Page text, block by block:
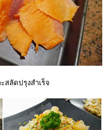
สลัดปรุงสำเร็จ